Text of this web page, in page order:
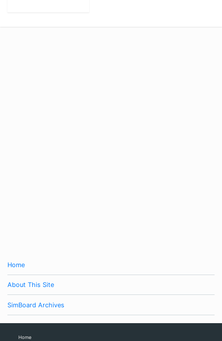
Home
About This Site
SimBoard Archives
Home